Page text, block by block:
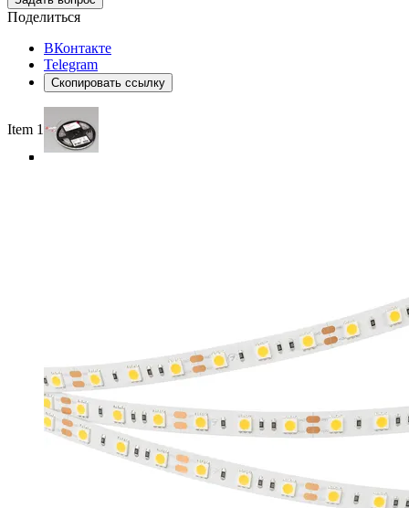
Поделиться
ВКонтакте
Telegram
Скопировать ссылку
Item 1 of 5